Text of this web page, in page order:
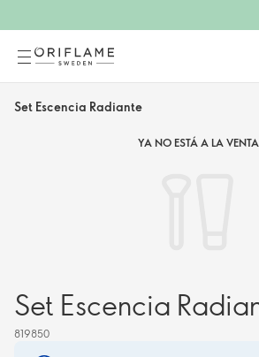
Set Escencia Radiante
YA NO ESTÁ A LA VENTA
Set Escencia
819850